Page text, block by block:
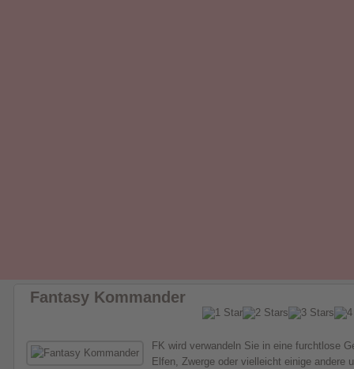
Fantasy Kommander
FK wird verwandeln Sie in eine furchtlose
Elfen, Zwerge oder vielleicht einige andere